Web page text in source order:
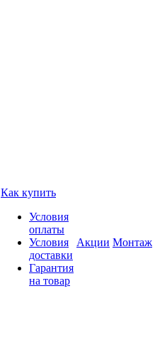
Как купить
Условия
оплаты
Условия
доставки
Гарантия
на товар
Акции Монтаж